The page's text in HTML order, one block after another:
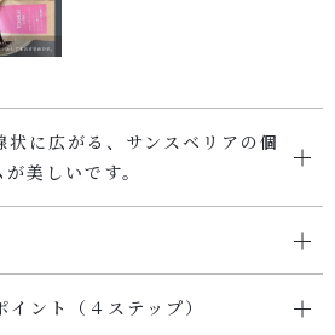
お問い合わせ
状に広がる、サンスベリアの個
美しいです。
ント（４ステップ）